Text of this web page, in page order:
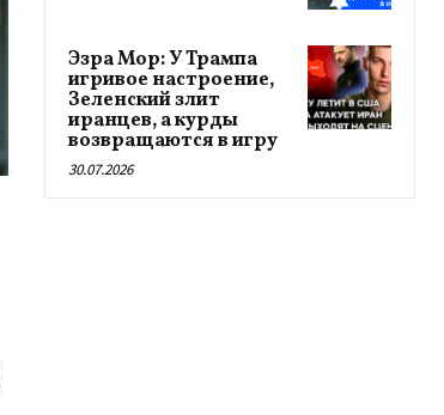
Эзра Мор: У Трампа
игривое настроение,
Зеленский злит
иранцев, а курды
возвращаются в игру
30.07.2026